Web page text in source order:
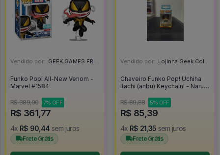
Vendido por: GEEK GAMES FRIEND - RJ
Funko Pop! All-New Venom -
Marvel #1584
R$ 389,00 7% OFF
R$ 361,77
4x R$ 90,44 sem juros
Frete Grátis
Vendido por: Lojinha Geek Colecionáveis - DF
Chaveiro Funko Pop! Uchiha
Itachi (anbu) Keychain! - Naruto
R$ 89,88
5% OFF
R$ 85,39
4x R$ 21,35 sem juros
Frete Grátis